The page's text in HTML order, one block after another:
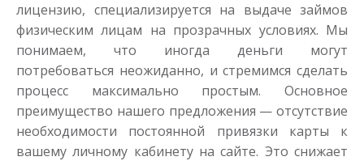
Моментальный займ
лицензию, специализируется на выдаче займов
физическим лицам на прозрачных условиях. Мы
понимаем, что иногда деньги могут
потребоваться неожиданно, и стремимся сделать
процесс максимально простым. Основное
преимущество нашего предложения — отсутствие
необходимости постоянной привязки карты к
вашему личному кабинету на сайте. Это снижает